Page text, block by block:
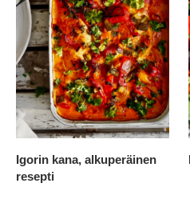
Igorin kana, alkuperäinen
resepti